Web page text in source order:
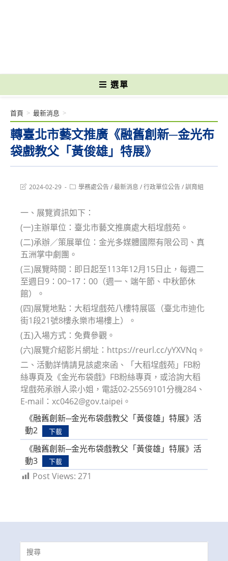
選單
轉臺北市藝文推廣《融舊創新─金光布
袋戲教父「黃俊雄」特展》
首頁 > 最新消息 >
Post2024-02-29
Post學務處公告/最新消息 /行政單位公告/訓育組
一、展覽資訊如下：
(一)主辦單位：臺北市藝文推廣處大稻埕戲苑。
(二)承辦／策展單位：金光多媒體國際有限公司、真
五洲掌中劇團。
(三)展覽時間：即日起至113年12月15日止，每週二
至週日9：00~17：00（週一、端午節、中秋節休
館）。
(四)展覽地點：大稻埕戲苑八樓特展區（臺北市迪化
街1段21號8樓永樂市場樓上）。
(五)入場方式：免費參觀。
(六)展覽介紹影片網址：https://reurl.cc/yYXVNq。
二、活動詳情請見該處來函、「大稻埕戲苑」FB粉
絲專頁及《金光布袋戲》FB粉絲專頁，或洽詢大稻
埕戲苑承辦人梁小姐，電話02-25569101分機284、
E-mail：xc0462@gov.taipei。
《融舊創新─金光布袋戲教父「黃俊雄」特展》活
動2
下載
《融舊創新─金光布袋戲教父「黃俊雄」特展》活
動3
下載
Post Views: 271
Search
for: